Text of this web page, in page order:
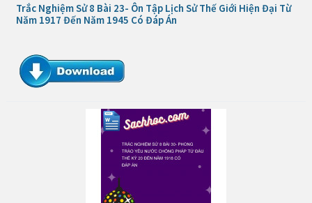
Trắc Nghiệm Sử 8 Bài 23- Ôn Tập Lịch Sử Thế Giới Hiện Đại Từ
Năm 1917 Đến Năm 1945 Có Đáp Án